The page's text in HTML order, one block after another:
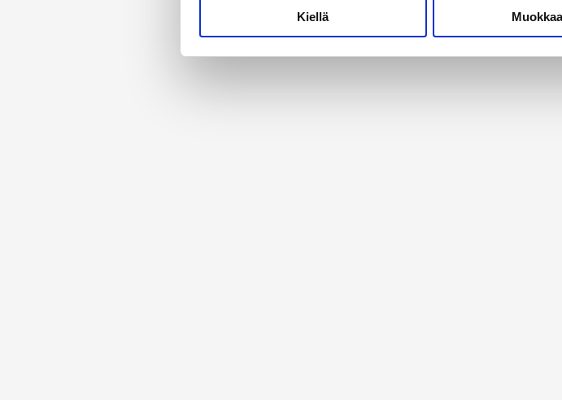
Lue lisää siitä, miten henkilötietojasi käsitellään ja miten voit
Käytämme evästeitä tarjoamamme sisällön ja mainosten
ja kävijämäärämme analysoimiseen. Lisäksi jaamme
kumppaneillemme tietoja siitä, miten käytät sivustoamme.
olet antanut heille tai joita on kerätty, kun olet käyttänyt heidän
Kiellä